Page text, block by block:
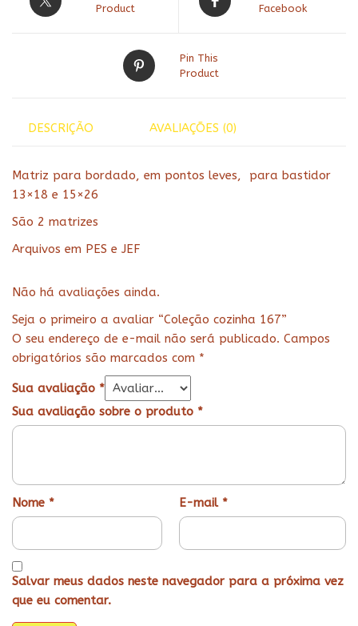
Product
Facebook
Pin This
Product
DESCRIÇÃO AVALIAÇÕES (0)
Matriz para bordado, em pontos leves, para bastidor
13×18 e 15×26
São 2 matrizes
Arquivos em PES e JEF
Não há avaliações ainda.
Seja o primeiro a avaliar “Coleção cozinha 167”
O seu endereço de e-mail não será publicado. Campos
obrigatórios são marcados com *
Sua avaliação *
Sua avaliação sobre o produto *
Nome * E-mail *
Salvar meus dados neste navegador para a próxima vez
que eu comentar.